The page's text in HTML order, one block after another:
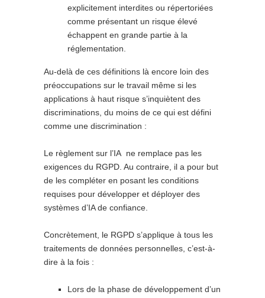
explicitement interdites ou répertoriées
comme présentant un risque élevé
échappent en grande partie à la
réglementation.
Au-delà de ces définitions là encore loin des
préoccupations sur le travail même si les
applications à haut risque s’inquiètent des
discriminations, du moins de ce qui est défini
comme une discrimination :
Le règlement sur l’IA ne remplace pas les
exigences du RGPD. Au contraire, il a pour but
de les compléter en posant les conditions
requises pour développer et déployer des
systèmes d’IA de confiance.
Concrètement, le RGPD s’applique à tous les
traitements de données personnelles, c’est-à-
dire à la fois :
Lors de la phase de développement d’un